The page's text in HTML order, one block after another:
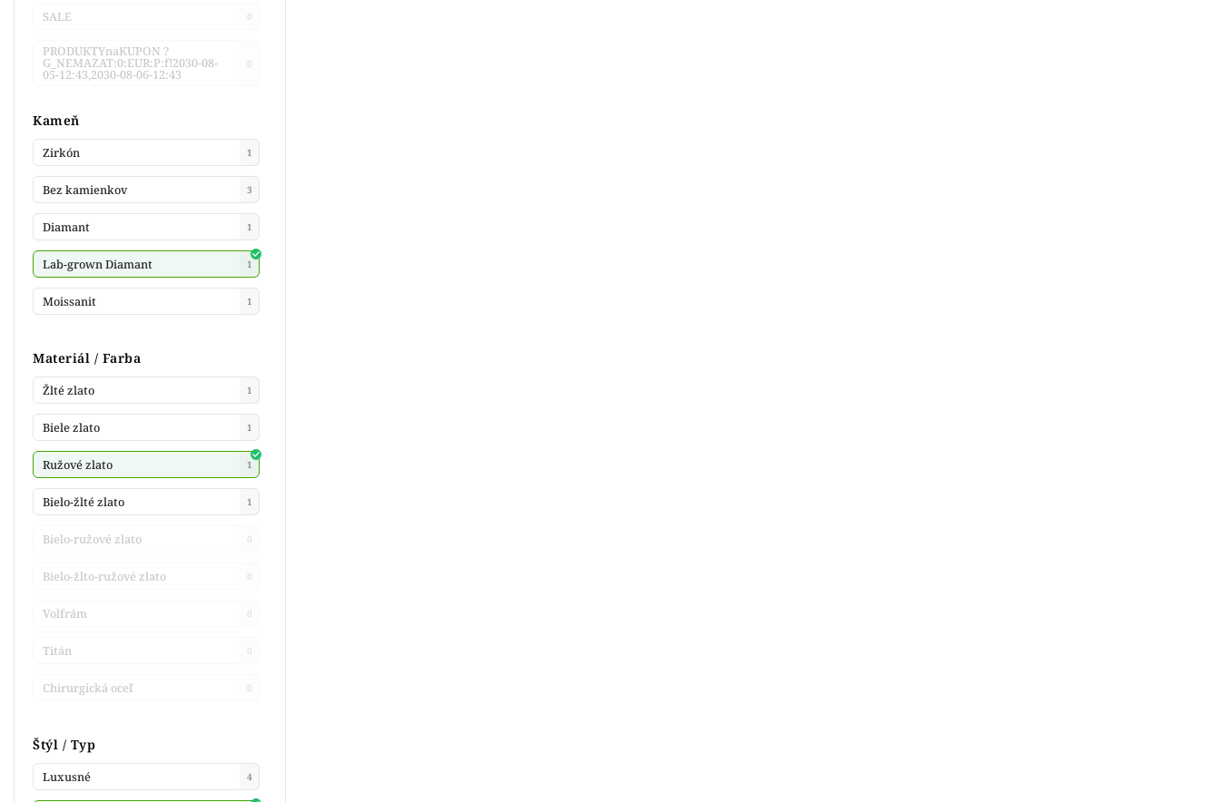
SALE 0
PRODUKTYnaKUPON ?
G_NEMAZAT:0:EUR:P:f!2030-08-
05-12:43,2030-08-06-12:43
0
Kameň
Zirkón 1
Bez kamienkov 3
Diamant 1
Lab-grown Diamant 1
Moissanit 1
Materiál / Farba
Žlté zlato 1
Biele zlato 1
Ružové zlato 1
Bielo-žlté zlato 1
Bielo-ružové zlato 0
Bielo-žlto-ružové zlato 0
Volfrám 0
Titán 0
Chirurgická oceľ 0
Štýl / Typ
Luxusné 4